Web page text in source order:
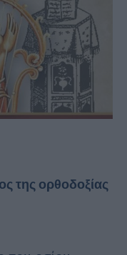
της ορθοδοξίας